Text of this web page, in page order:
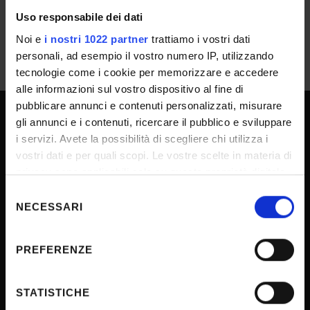
Uso responsabile dei dati
Noi e i nostri 1022 partner trattiamo i vostri dati
personali, ad esempio il vostro numero IP, utilizzando
tecnologie come i cookie per memorizzare e accedere
alle informazioni sul vostro dispositivo al fine di
pubblicare annunci e contenuti personalizzati, misurare
gli annunci e i contenuti, ricercare il pubblico e sviluppare
i servizi. Avete la possibilità di scegliere chi utilizza i
vostri dati e per quali scopi. Le vostre scelte in materia di
privacy sono applicabili solo su questa proprietà digitale
modificare o revocare il proprio consenso in qualsiasi
momento dalla Dichiarazione sui cookie o facendo clic
raccogliere informazioni sulla tua posizione
geografica, con un'approssimazione di qualche
delNECESSARI
PREFERENZE
STATISTICHE
UNIVERSITY SERVICES
Official University Register
Procurement
Terms and conditions